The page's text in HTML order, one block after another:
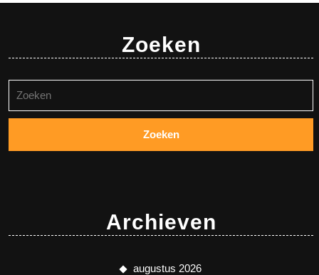
Zoeken
naar:
Archieven
augustus 2026